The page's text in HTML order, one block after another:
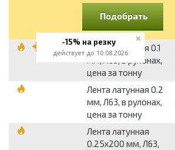
Подобрать
Лента латунная 0.1
мм, Л63, в рулонах,
цена за тонну
Лента латунная 0.2
мм, Л63, в рулонах,
цена за тонну
Лента латунная
0.25x200 мм, Л63,
-15% на резку
действует до 10.08.2026